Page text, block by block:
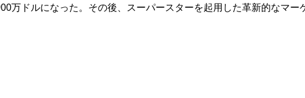
万ドルになった。その後、スーパースターを起用した革新的なマー